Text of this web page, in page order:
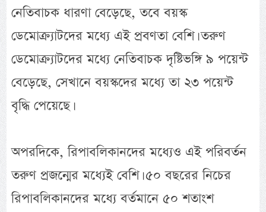
নেতিবাচক ধারণা বেড়েছে, তবে বয়স্ক
ডেমোক্র্যাটদের মধ্যে এই প্রবণতা বেশি। তরুণ
ডেমোক্র্যাটদের মধ্যে নেতিবাচক দৃষ্টিভঙ্গি ৯ পয়েন্ট
বেড়েছে, সেখানে বয়স্কদের মধ্যে তা ২৩ পয়েন্ট
বৃদ্ধি পেয়েছে।
অপরদিকে, রিপাবলিকানদের মধ্যেও এই পরিবর্তন
তরুণ প্রজন্মের মধ্যেই বেশি। ৫০ বছরের নিচের
রিপাবলিকানদের মধ্যে বর্তমানে ৫০ শতাংশ